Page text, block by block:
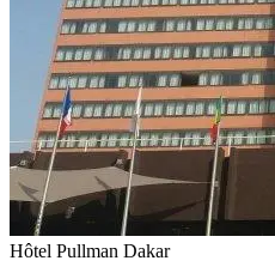
Hôtel Pullman Dakar